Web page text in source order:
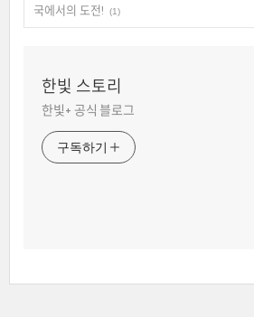
국에서의 도전!
(1)
한빛 스토리
한빛+ 공식 블로그
구독하기